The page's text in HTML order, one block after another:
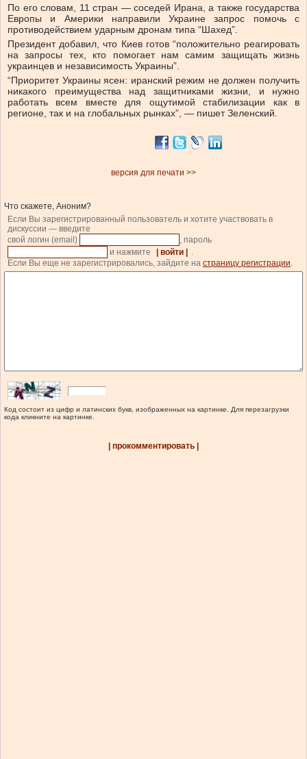
По его словам, 11 стран — соседей Ирана, а также государства
Европы и Америки направили Украине запрос помочь с
противодействием ударным дронам типа “Шахед”.
Президент добавил, что Киев готов “положительно реагировать
на запросы тех, кто помогает нам самим защищать жизнь
украинцев и независимость Украины”.
“Приоритет Украины ясен: иранский режим не должен получить
никакого преимущества над защитниками жизни, и нужно
работать всем вместе для ощутимой стабилизации как в
регионе, так и на глобальных рынках”, — пишет Зеленский.
версия для печати >>
Что скажете, Аноним?
Если Вы зарегистрированный пользователь и хотите участвовать в
дискуссии — введите
свой логин (email)
, пароль
и нажмите
| войти |
.
Если Вы еще не зарегистрировались, зайдите на страницу регистрации.
Код состоит из цифр и латинских букв, изображенных на картинке. Для перезагрузки
кода кликните на картинке.
| прокомментировать |